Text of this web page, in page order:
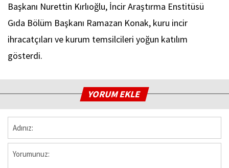
Başkanı Nurettin Kırlıoğlu, İncir Araştırma Enstitüsü
Gıda Bölüm Başkanı Ramazan Konak, kuru incir
ihracatçıları ve kurum temsilcileri yoğun katılım
gösterdi.
YORUM EKLE